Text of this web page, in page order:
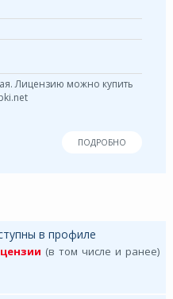
Лицензию можно купить
ПОДРОБНО
в профиле
(в том числе и ранее)